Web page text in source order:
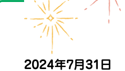
2024年7月31日